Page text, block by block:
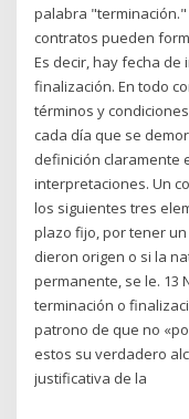
palabra "terminación."
contratos pueden
Es decir, hay fecha
finalización. En todo
términos y
cada día que se
definición claramente
interpretaciones. Un
los siguientes tres
plazo fijo, por tener
dieron origen o si la
permanente, se le. 13
terminación o
patrono de que no
estos su verdadero
justificativa de la